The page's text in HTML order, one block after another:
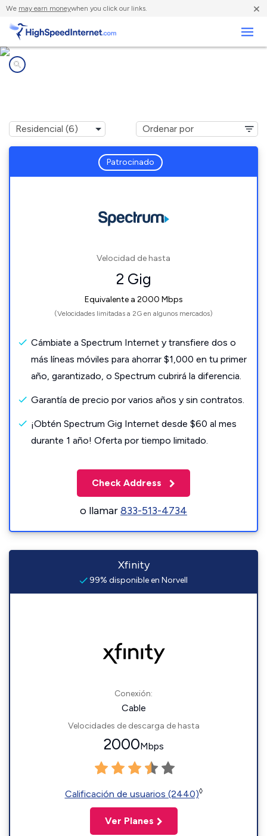
We may earn moneywhen you click our links. ×
Patrocinado
Velocidad de hasta
2 Gig
Equivalente a 2000 Mbps
(Velocidades limitadas a 2G en algunos mercados)
Cámbiate a Spectrum Internet y transfiere dos o
más líneas móviles para ahorrar $1,000 en tu primer
año, garantizado, o Spectrum cubrirá la diferencia.
Garantía de precio por varios años y sin contratos.
¡Obtén Spectrum Gig Internet desde $60 al mes
durante 1 año! Oferta por tiempo limitado.
Check Address
o llamar833-513-4734
Xfinity
99% disponible en Norvell
Conexión:
Cable
Velocidades de descarga de hasta
2000Mbps
Calificación de usuarios (2440)◊
Ver Planes